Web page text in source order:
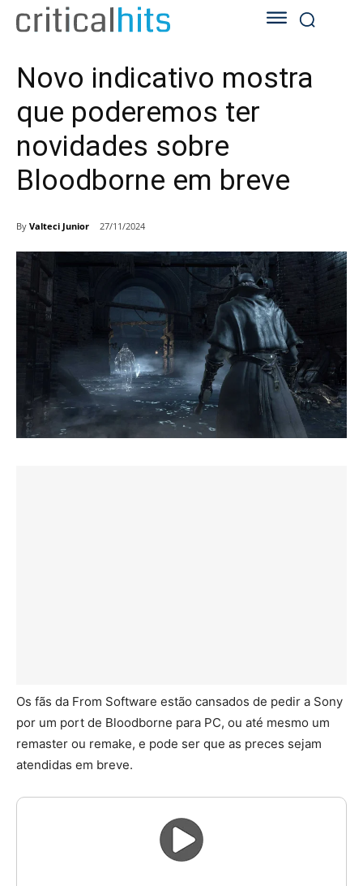
Novo indicativo mostra
que poderemos ter
novidades sobre
Bloodborne em breve
By Valteci Junior 27/11/2024
Os fãs da From Software estão cansados de pedir a Sony
por um port de Bloodborne para PC, ou até mesmo um
remaster ou remake, e pode ser que as preces sejam
atendidas em breve.